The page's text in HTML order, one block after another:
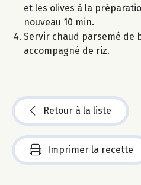
et les olives à la
nouveau 10 min.
Servir chaud parsemé de
accompagné de riz.
Retour à la liste
Imprimer la recette